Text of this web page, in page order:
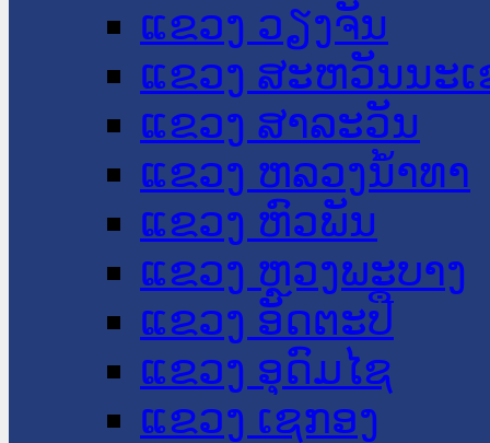
ແຂວງ ວຽງຈັນ
ແຂວງ ສະຫວັນນະ
ແຂວງ ສາລະວັນ
ແຂວງ ຫລວງນໍ້າທາ
ແຂວງ ຫົວພັນ
ແຂວງ ຫຼວງພະບາງ
ແຂວງ ອັດຕະປື
ແຂວງ ອຸດົມໄຊ
ແຂວງ ເຊກອງ